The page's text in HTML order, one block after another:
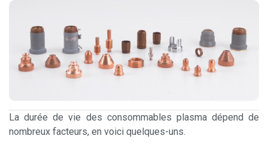
La durée de vie des consommables plasma dépend de
nombreux facteurs, en voici quelques-uns.